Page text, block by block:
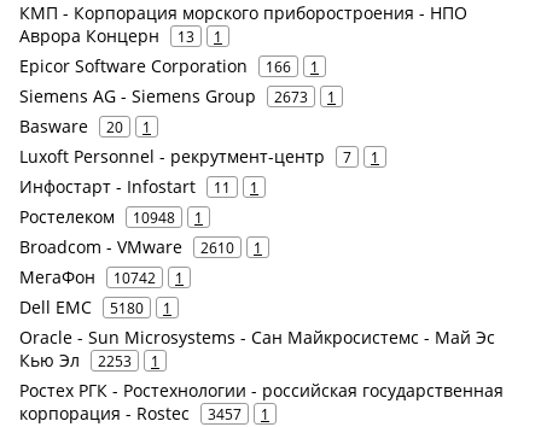
КМП - Корпорация морского приборостроения - НПО
Аврора Концерн
13 1
Epicor Software Corporation 166 1
Siemens AG - Siemens Group 2673 1
Basware 20 1
Luxoft Personnel - рекрутмент-центр 7 1
Инфостарт - Infostart 11 1
Ростелеком 10948 1
Broadcom - VMware 2610 1
МегаФон 10742 1
Dell EMC 5180 1
Oracle - Sun Microsystems - Сан Майкросистемс - Май Эс
Кью Эл
2253 1
Ростех РГК - Ростехнологии - российская государственная
корпорация - Rostec
3457 1